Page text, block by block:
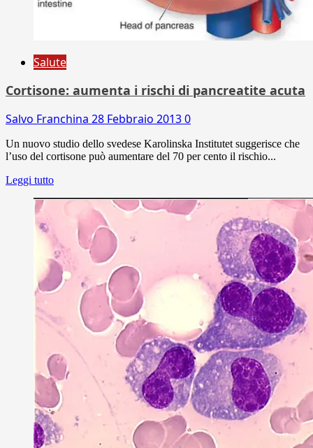
Salute
Cortisone: aumenta i rischi di pancreatite acuta
Salvo Franchina 28 Febbraio 20130
Un nuovo studio dello svedese Karolinska Institutet suggerisce che
l’uso del cortisone può aumentare del 70 per cento il rischio...
Leggi tutto